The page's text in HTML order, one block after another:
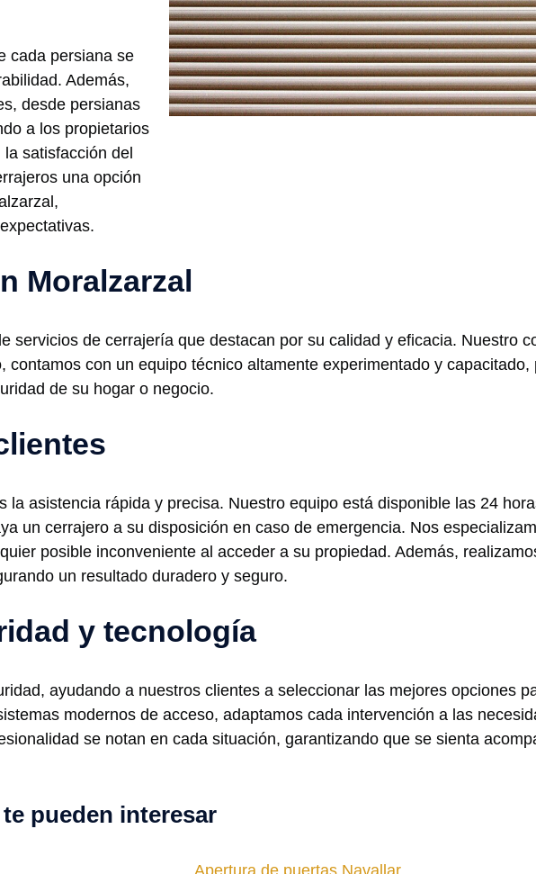
cada persiana se
Además,
desde persianas
a los propietarios
satisfacción del
una opción
Moralzarzal
servicios de cerrajería que destacan por su calidad y eficacia. Nuestro
con un equipo técnico altamente experimentado y capacitado,
de su hogar o negocio.
la asistencia rápida y precisa. Nuestro equipo está disponible las 24
un cerrajero a su disposición en caso de emergencia. Nos
posible inconveniente al acceder a su propiedad. Además,
un resultado duradero y seguro.
y tecnología
ayudando a nuestros clientes a seleccionar las mejores opciones
modernos de acceso, adaptamos cada intervención a las
se notan en cada situación, garantizando que se sienta
pueden interesar